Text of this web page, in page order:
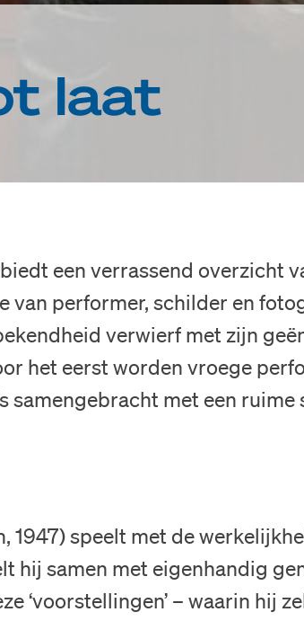
laat
een verrassend overzicht
van performer, schilder en
verwierf met zijn
het eerst worden vroege
samengebracht met een
1947) speelt met de
hij samen met eigenhandig
‘voorstellingen’ – waarin hij